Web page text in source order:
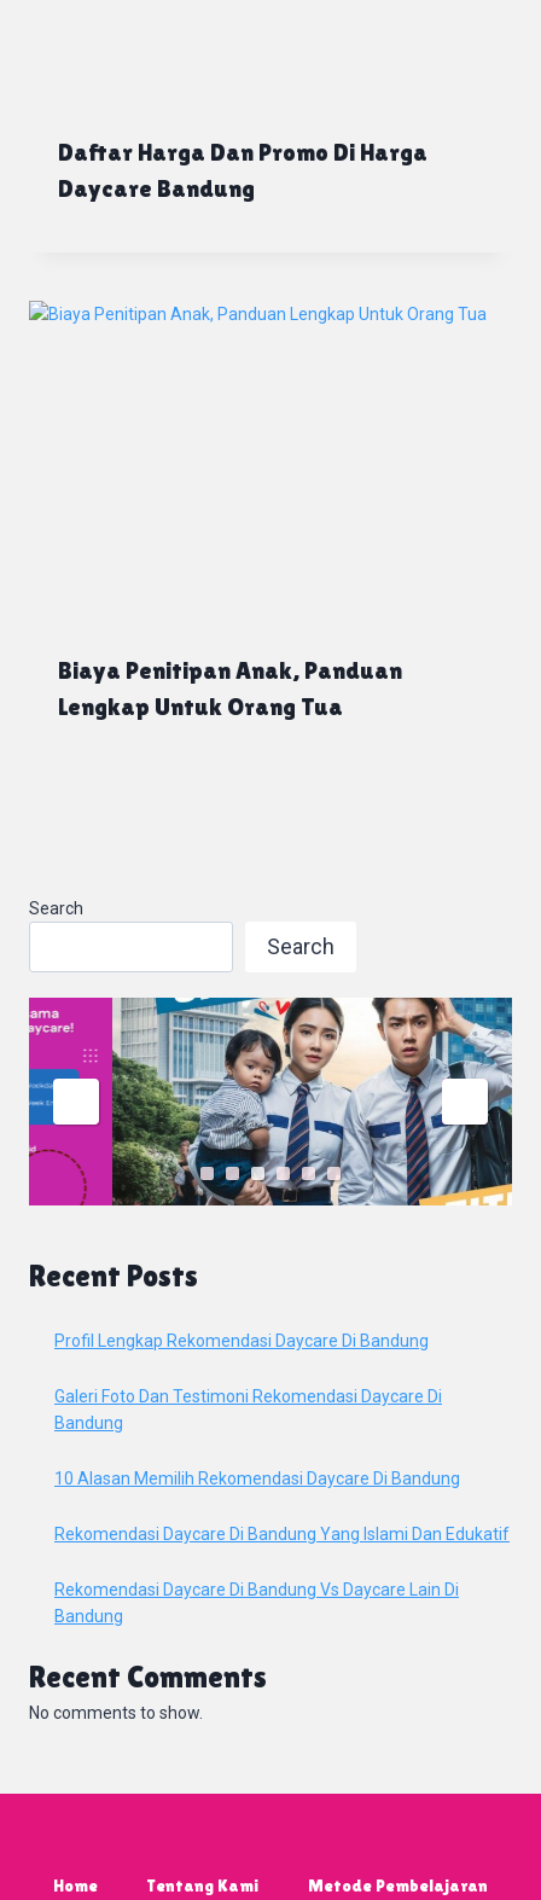
Daftar Harga Dan Promo Di Harga
Daycare Bandung
Biaya Penitipan Anak, Panduan
Lengkap Untuk Orang Tua
Search
Search
Recent Posts
Profil Lengkap Rekomendasi Daycare Di Bandung
Galeri Foto Dan Testimoni Rekomendasi Daycare Di
Bandung
10 Alasan Memilih Rekomendasi Daycare Di Bandung
Rekomendasi Daycare Di Bandung Yang Islami Dan Edukatif
Rekomendasi Daycare Di Bandung Vs Daycare Lain Di
Bandung
Recent Comments
No comments to show.
Home Tentang Kami Metode Pembelajaran